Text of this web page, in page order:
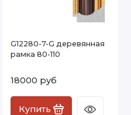
G12280-7-G деревянная
рамка 80-110
18000 руб
Купить